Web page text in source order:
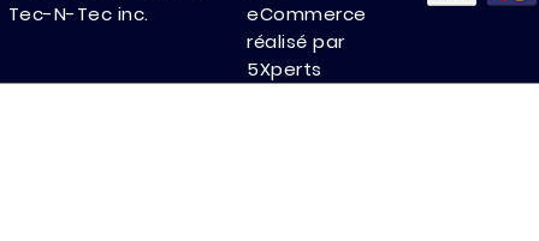
(514) 325-0282
pro@tec-n-
tec.com
Tec-N-Tec inc.
eCommerce
réalisé par
5Xperts